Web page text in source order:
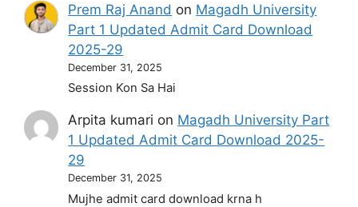
Prem Raj Anand on Magadh University
Part 1 Updated Admit Card Download
2025-29
December 31, 2025
Session Kon Sa Hai
Arpita kumari on Magadh University Part
1 Updated Admit Card Download 2025-
29
December 31, 2025
Mujhe admit card download krna h